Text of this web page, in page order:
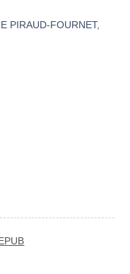
PIRAUD-FOURNET,